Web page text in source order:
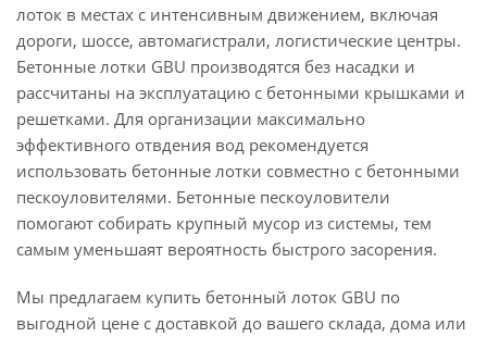
лоток в местах с интенсивным движением, включая
дороги, шоссе, автомагистрали, логистические центры.
Бетонные лотки GBU производятся без насадки и
рассчитаны на эксплуатацию с бетонными крышками и
решетками. Для организации максимально
эффективного отвдения вод рекомендуется
использовать бетонные лотки совместно с бетонными
пескоуловителями. Бетонные пескоуловители
помогают собирать крупный мусор из системы, тем
самым уменьшаят вероятность быстрого засорения.
Мы предлагаем купить бетонный лоток GBU по
выгодной цене с доставкой до вашего склада, дома или